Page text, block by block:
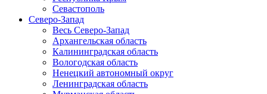
Севастополь
Северо-Запад
Весь Северо-Запад
Архангельская область
Калининградская область
Вологодская область
Ненецкий автономный округ
Ленинградская область